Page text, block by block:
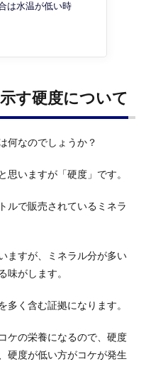
は水温が低い時
す硬度について
何なのでしょうか？
いますが「硬度」です。
ルで販売されているミネラ
ますが、ミネラル分が多い
味がします。
く含む証拠になります。
ケの栄養になるので、硬度
硬度が低い方がコケが発生